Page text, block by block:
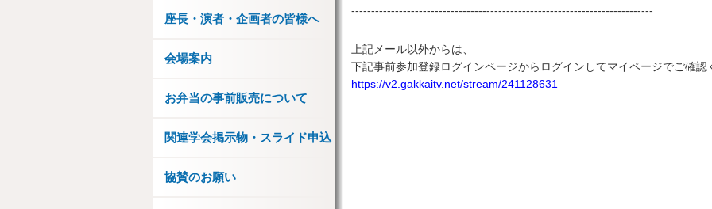
----------------------------------------------------------------------------
上記メール以外からは、
下記事前参加登録ログインページからログインしてマイページでご確認
https://v2.gakkaitv.net/stream/241128631
座長・演者・企画者の皆様へ
会場案内
お弁当の事前販売について
関連学会掲示物・スライド申込
協賛のお願い